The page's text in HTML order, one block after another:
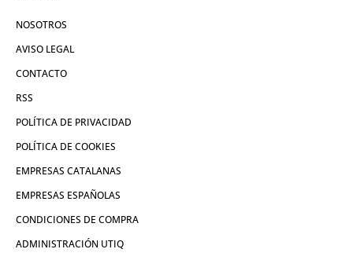
NOSOTROS
AVISO LEGAL
CONTACTO
RSS
POLÍTICA DE PRIVACIDAD
POLÍTICA DE COOKIES
EMPRESAS CATALANAS
EMPRESAS ESPAÑOLAS
CONDICIONES DE COMPRA
ADMINISTRACIÓN UTIQ